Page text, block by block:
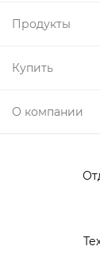
Продукты
Купить
О компании